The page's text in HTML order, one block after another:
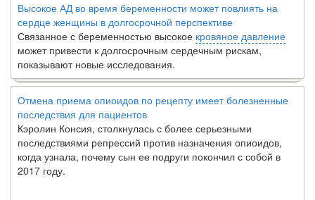
Высокое АД во время беременности может повлиять на
сердце женщины в долгосрочной перспективе
Связанное с беременностью высокое кровяное давление
может привести к долгосрочным сердечным рискам,
показывают новые исследования.
Отмена приема опиоидов по рецепту имеет болезненные
последствия для пациентов
Кэролин Консия, столкнулась с более серьезными
последствиями репрессий против назначения опиоидов,
когда узнала, почему сын ее подруги покончил с собой в
2017 году.